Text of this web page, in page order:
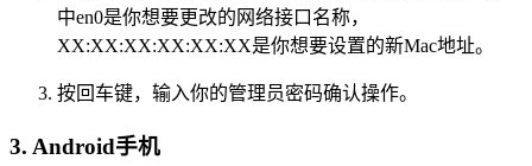
中en0是你想要更改的网络接口名称，
XX:XX:XX:XX:XX:XX是你想要设置的新Mac地址。
按回车键，输入你的管理员密码确认操作。
3. Android手机